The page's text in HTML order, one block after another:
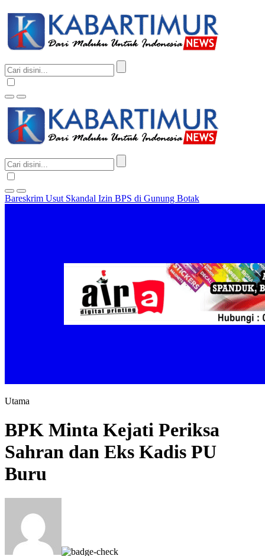
Bareskrim Usut Skandal Izin BPS di Gunung Botak
Utama
BPK Minta Kejati Periksa
Sahran dan Eks Kadis PU
Buru